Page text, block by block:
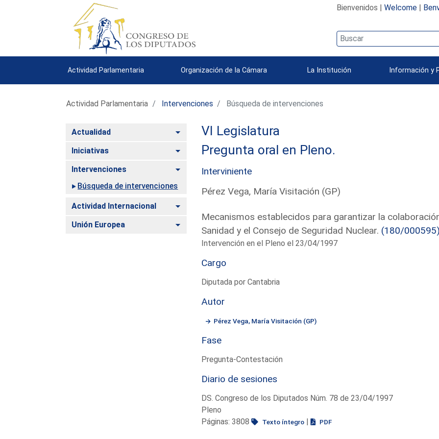
Bienvenidos | Welcome|
Actividad Parlamentaria Organización de la Cámara La Institución Información y
Actividad Parlamentaria Intervenciones Búsqueda de intervenciones
Actualidad Alternar
Iniciativas Alternar
Intervenciones
Alternar
Búsqueda de intervenciones
Actividad Internacional Alternar
Unión Europea Alternar
VI Legislatura
Pregunta oral en Pleno.
Interviniente
Pérez Vega, María Visitación (GP)
Mecanismos establecidos para garantizar la
Sanidad y el Consejo de Seguridad Nuclear. (180/
Intervención en el Pleno el 23/04/1997
Cargo
Diputada por Cantabria
Autor
Pérez Vega, María Visitación (GP)
Fase
Pregunta-Contestación
Diario de sesiones
DS. Congreso de los Diputados Núm. 78 de 23/04/1997
Pleno
Páginas: 3808
Texto íntegro| PDF